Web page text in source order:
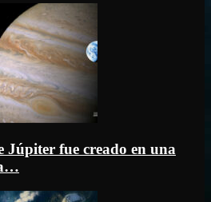
Júpiter fue creado en una